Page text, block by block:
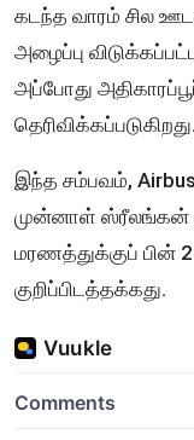
கடந்த வாரம் சில
அழைப்பு
அப்போது
தெரிவிக்கப்படுகிறது.
இந்த சம்பவம்,
முன்னாள் ஸ்ரீலங்கன்
மரணத்துக்குப் பின்
குறிப்பிடத்தக்கது.